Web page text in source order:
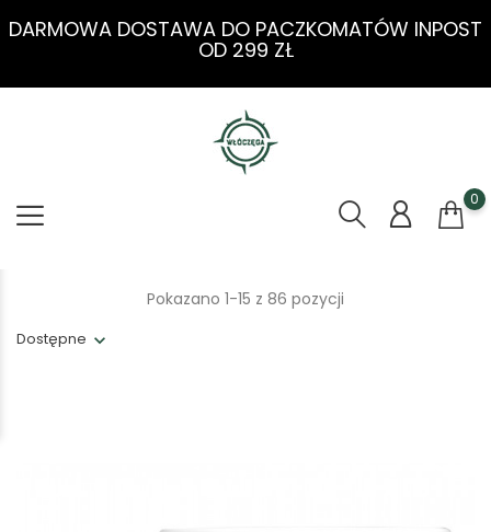
DARMOWA DOSTAWA DO PACZKOMATÓW INPOST
OD 299 ZŁ
0
Dostępne
Pokazano 1-15 z 86 pozycji